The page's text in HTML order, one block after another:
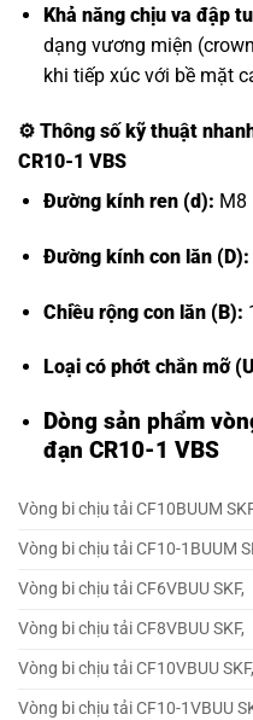
Khả năng chịu va đập
dạng vương miện
khi tiếp xúc với bề mặt
⚙️ Thông số kỹ thuật
CR10-1 VBS
Đường kính ren (d): M8
Đường kính con lăn (D):
Chiều rộng con lăn (B):
Loại có phớt chắn mỡ
Dòng sản phẩm
đạn CR10-1 VBS
Vòng bi chịu tải CF10BUUM
Vòng bi chịu tải CF10-1BUUM
Vòng bi chịu tải CF6VBUU SKF,
Vòng bi chịu tải CF8VBUU SKF,
Vòng bi chịu tải CF10VBUU SKF,
Vòng bi chịu tải CF10-1VBUU